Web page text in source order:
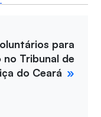
para
Tribunal de
do Ceará